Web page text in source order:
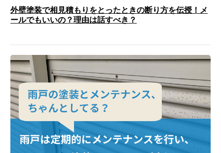
外壁塗装で相見積もりをとったときの断り方を伝授！メ
ールでもいいの？理由は話すべき？